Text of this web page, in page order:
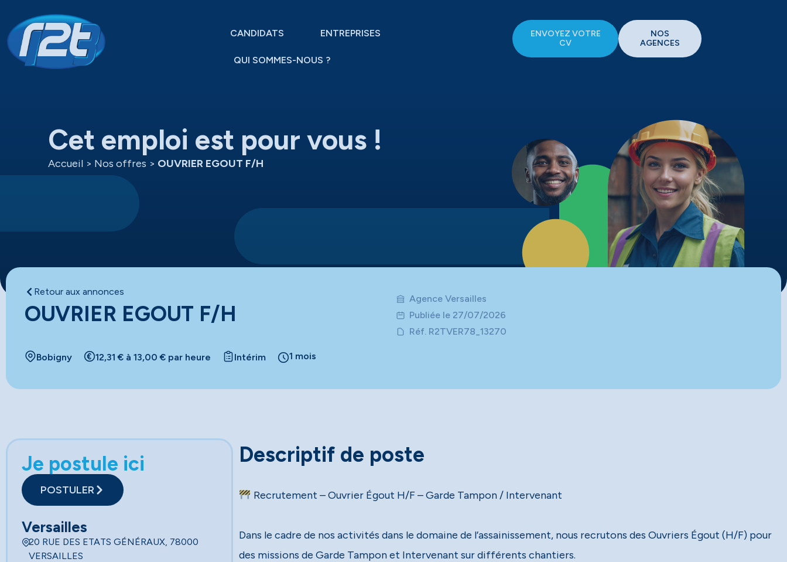
CANDIDATS ENTREPRISES
QUI SOMMES-NOUS ?
ENVOYEZ VOTRE
CV
NOS
AGENCES
Cet emploi est pour vous !
Accueil > Nos offres > OUVRIER EGOUT F/H
Retour aux annonces
OUVRIER EGOUT F/H
Agence Versailles
Publiée le 27/07/2026
Réf. R2TVER78_13270
Bobigny 12,31 € à 13,00 € par heure Intérim 1 mois
Je postule ici
POSTULER
Versailles
20 RUE DES ETATS GÉNÉRAUX, 78000
VERSAILLES
Descriptif de poste
Recrutement – Ouvrier Égout H/F – Garde Tampon / Intervenant
Dans le cadre de nos activités dans le domaine de l’assainissement, nous recrutons des Ouvriers Égout (H/F) pour
des missions de Garde Tampon et Intervenant sur différents chantiers.